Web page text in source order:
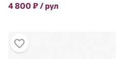
4 800 ₽ / рул